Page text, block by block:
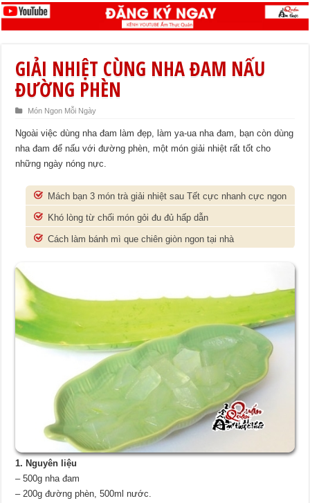
GIẢI NHIỆT CÙNG NHA ĐAM NẤU
ĐƯỜNG PHÈN
Món Ngon Mỗi Ngày
Ngoài việc dùng nha đam làm đẹp, làm ya-ua nha đam, bạn còn dùng
nha đam để nấu với đường phèn, một món giải nhiệt rất tốt cho
những ngày nóng nực.
Mách bạn 3 món trà giải nhiệt sau Tết cực nhanh cực ngon
Khó lòng từ chối món gỏi đu đủ hấp dẫn
Cách làm bánh mì que chiên giòn ngon tại nhà
1. Nguyên liệu
– 500g nha đam
– 200g đường phèn, 500ml nước.